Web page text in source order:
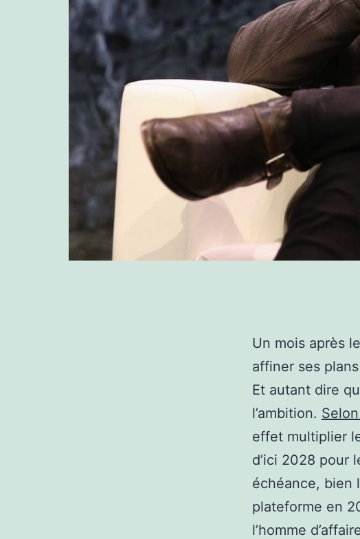
Un mois après
affiner ses
Et autant dire
l’ambition.
effet multiplier
d’ici 2028 pour
échéance, bien
plateforme en
l’homme